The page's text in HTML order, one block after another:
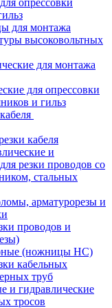
опрессовки
для монтажа
высоковольтных
для монтажа
для опрессовки
и гильз
кабеля
и
резки проводов со
стальных
арматурорезы и
проводов и
(ножницы НС)
кабельных
труб
и гидравлические
тросов